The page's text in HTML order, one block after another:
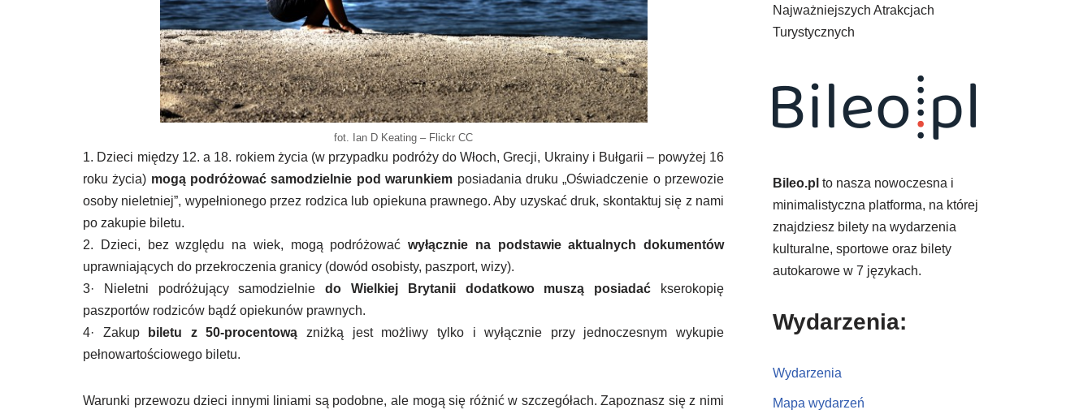
fot. Ian D Keating – Flickr CC
1. Dzieci między 12. a 18. rokiem życia (w przypadku podróży do Włoch, Grecji, Ukrainy i Bułgarii – powyżej 16
roku życia) mogą podróżować samodzielnie pod warunkiem posiadania druku „Oświadczenie o przewozie
osoby nieletniej”, wypełnionego przez rodzica lub opiekuna prawnego. Aby uzyskać druk, skontaktuj się z nami
po zakupie biletu.
2. Dzieci, bez względu na wiek, mogą podróżować wyłącznie na podstawie aktualnych dokumentów
uprawniających do przekroczenia granicy (dowód osobisty, paszport, wizy).
3· Nieletni podróżujący samodzielniedo Wielkiej Brytanii dodatkowo muszą posiadać kserokopię
paszportów rodziców bądź opiekunów prawnych.
4· Zakup
biletu z 50-procentową zniżką jest możliwy tylko i wyłącznie przy jednoczesnym wykupie
pełnowartościowego biletu.
Warunki przewozu dzieci innymi liniami są podobne, ale mogą się różnić w szczegółach. Zapoznasz się z nimi
Najważniejszych Atrakcjach
Turystycznych
Bileo.pl to nasza nowoczesna i
minimalistyczna platforma, na której
znajdziesz bilety na wydarzenia
kulturalne, sportowe oraz bilety
autokarowe w 7 językach.
Wydarzenia:
Wydarzenia
Mapa wydarzeń